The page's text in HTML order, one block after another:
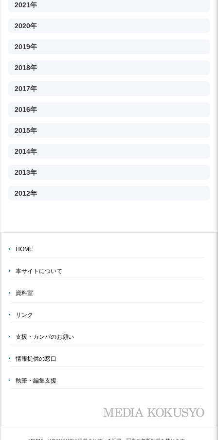
2021年
2020年
2019年
2018年
2017年
2016年
2015年
2014年
2013年
2012年
HOME
本サイトについて
資料室
リンク
支援・カンパのお願い
情報提供の窓口
執筆・編集支援